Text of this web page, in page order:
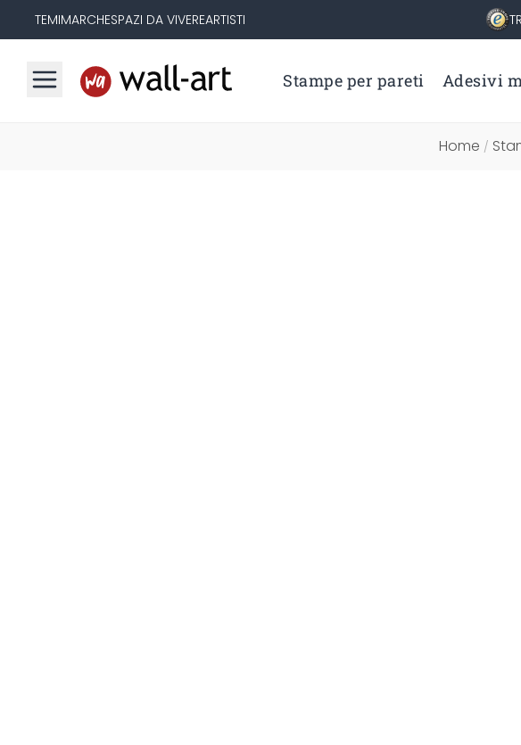
TEMIMARCHESPAZI DA VIVEREARTISTI
Stampe per pareti Adesivi
Home /